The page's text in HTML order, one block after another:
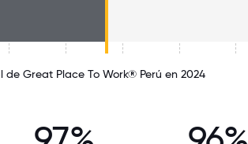
Great Place To Work® Perú en 2024